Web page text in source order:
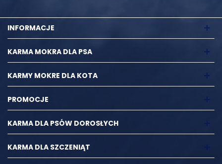
INFORMACJE
KARMA MOKRA DLA PSA
KARMY MOKRE DLA KOTA
PROMOCJE
KARMA DLA PSÓW DOROSŁYCH
KARMA DLA SZCZENIĄT